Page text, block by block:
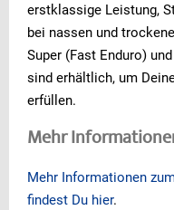
erstklassige Leistung,
bei nassen und
Super (Fast Enduro)
sind erhältlich, um
erfüllen.
Mehr
Mehr Informationen
findest Du hier.